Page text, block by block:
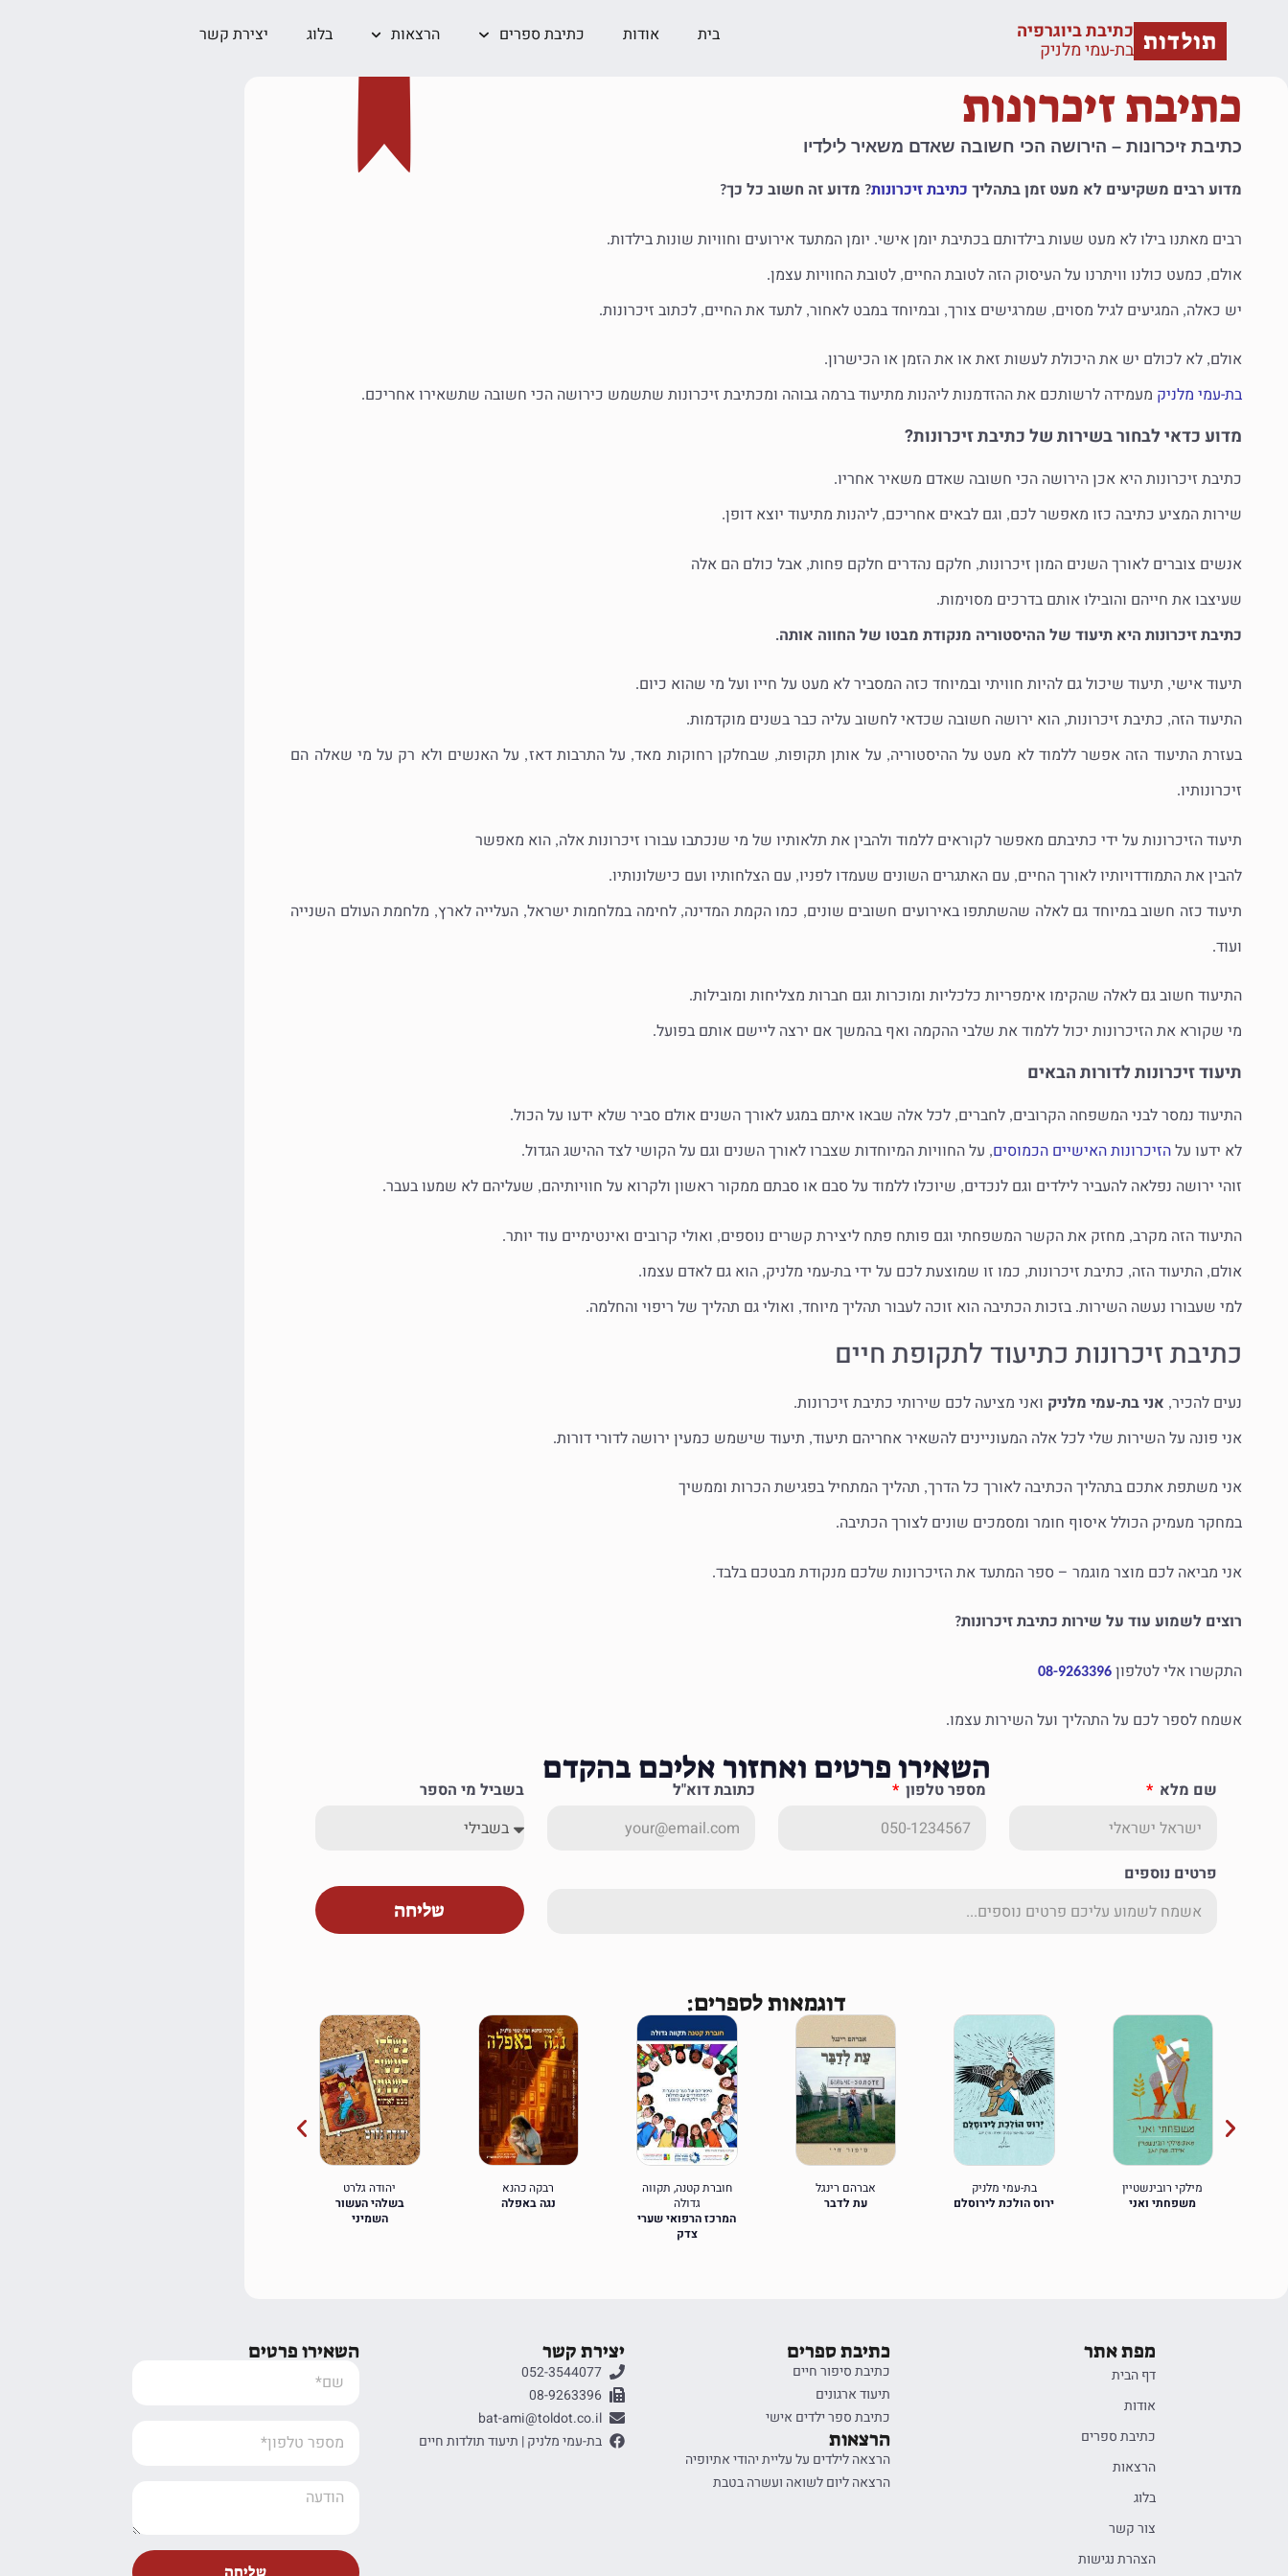
תולדות כתיבת ביוגרפיה
בת-עמי מלניק
בית אודות כתיבת ספרים הרצאות בלוג יצירת קשר
כתיבת זיכרונות
כתיבת זיכרונות – הירושה הכי חשובה שאדם משאיר לילדיו
מדוע רבים משקיעים לא מעט זמן בתהליך כתיבת זיכרונות? מדוע זה חשוב כל כך?
רבים מאתנו בילו לא מעט שעות בילדותם בכתיבת יומן אישי. יומן המתעד אירועים וחוויות שונות בילדות.
אולם, כמעט כולנו וויתרנו על העיסוק הזה לטובת החיים, לטובת החוויות עצמן.
יש כאלה, המגיעים לגיל מסוים, שמרגישים צורך, ובמיוחד במבט לאחור, לתעד את החיים, לכתוב זיכרונות.
אולם, לא לכולם יש את היכולת לעשות זאת או את הזמן או הכישרון.
בת-עמי מלניק מעמידה לרשותכם את ההזדמנות ליהנות מתיעוד ברמה גבוהה ומכתיבת זיכרונות שתשמש כירושה הכי חשובה שתשאירו אחריכם.
מדוע כדאי לבחור בשירות של כתיבת זיכרונות?
כתיבת זיכרונות היא אכן הירושה הכי חשובה שאדם משאיר אחריו.
שירות המציע כתיבה כזו מאפשר לכם, וגם לבאים אחריכם, ליהנות מתיעוד יוצא דופן.
אנשים צוברים לאורך השנים המון זיכרונות, חלקם נהדרים חלקם פחות, אבל כולם הם אלה
שעיצבו את חייהם והובילו אותם בדרכים מסוימות.
כתיבת זיכרונות היא תיעוד של ההיסטוריה מנקודת מבטו של החווה אותה.
תיעוד אישי, תיעוד שיכול גם להיות חוויתי ובמיוחד כזה המסביר לא מעט על חייו ועל מי שהוא כיום.
התיעוד הזה, כתיבת זיכרונות, הוא ירושה חשובה שכדאי לחשוב עליה כבר בשנים מוקדמות.
בעזרת התיעוד הזה אפשר ללמוד לא מעט על ההיסטוריה, על אותן תקופות, שבחלקן רחוקות מאד, על התרבות דאז, על האנשים ולא רק על מי שאלה הם
זיכרונותיו.
תיעוד הזיכרונות על ידי כתיבתם מאפשר לקוראים ללמוד ולהבין את תלאותיו של מי שנכתבו עבורו זיכרונות אלה, הוא מאפשר
להבין את התמודדויותיו לאורך החיים, עם האתגרים השונים שעמדו לפניו, עם הצלחותיו ועם כישלונותיו.
תיעוד כזה חשוב במיוחד גם לאלה שהשתתפו באירועים חשובים שונים, כמו הקמת המדינה,לחימה במלחמות ישראל, העלייה לארץ, מלחמת העולם השנייה
ועוד.
התיעוד חשוב גם לאלה שהקימו אימפריות כלכליות ומוכרות וגם חברות מצליחות ומובילות.
מי שקורא את הזיכרונות יכול ללמוד את שלבי ההקמה ואף בהמשך אם ירצה ליישם אותם בפועל.
תיעוד זיכרונות לדורות הבאים
התיעוד נמסר לבני המשפחה הקרובים, לחברים, לכל אלה שבאו איתם במגע לאורך השנים אולם סביר שלא ידעו על הכול.
לא ידעו עלהזיכרונות האישיים הכמוסים, על החוויות המיוחדות שצברו לאורך השנים וגם על הקושי לצד ההישג הגדול.
זוהי ירושה נפלאה להעביר לילדים וגם לנכדים, שיוכלו ללמוד על סבם או סבתם ממקור ראשון ולקרוא על חוויותיהם, שעליהם לא שמעו בעבר.
התיעוד הזה מקרב, מחזק את הקשר המשפחתי וגם פותח פתח ליצירת קשרים נוספים, ואולי קרובים ואינטימיים עוד יותר.
אולם, התיעוד הזה, כתיבת זיכרונות, כמו זו שמוצעת לכם על ידי בת-עמי מלניק, הוא גם לאדם עצמו.
למי שעבורו נעשה השירות. בזכות הכתיבה הוא זוכה לעבור תהליך מיוחד, ואולי גם תהליך של ריפוי והחלמה.
כתיבת זיכרונות כתיעוד לתקופת חיים
נעים להכיר, אני בת-עמי מלניק ואני מציעה לכם שירותי כתיבת זיכרונות.
אני פונה על השירות שלי לכל אלה המעוניינים להשאיר אחריהם תיעוד, תיעוד שישמש כמעין ירושה לדורי דורות.
אני משתפת אתכם בתהליך הכתיבה לאורך כל הדרך, תהליך המתחיל בפגישת הכרות וממשיך
במחקר מעמיק הכולל איסוף חומר ומסמכים שונים לצורך הכתיבה.
אני מביאה לכם מוצר מוגמר – ספר המתעד את הזיכרונות שלכם מנקודת מבטכם בלבד.
רוצים לשמוע עוד על שירות כתיבת זיכרונות?
התקשרו אלי לטלפון 08-9263396
אשמח לספר לכם על התהליך ועל השירות עצמו.
השאירו פרטים ואחזור אליכם בהקדם
שם מלא מספר טלפון כתובת דוא"ל בשביל מי הספר
פרטים נוספים
שליחה
דוגמאות לספרים:
מילקי רובינשטיין
משפחתי ואני
בת-עמי מלניק
ירוס הולכת לירוסלם
אברהם רינגל
עת לדבר
חוברת קטנה, תקווה
גדולה
המרכז הרפואי שערי
צדק
רבקה כהנא
נגה באפלה
יהודה גלרט
בשלהי העשור
השמיני
מפת אתר
דף הבית
אודות
כתיבת ספרים
הרצאות
בלוג
צור קשר
הצהרת נגישות
כתיבת ספרים
כתיבת סיפור חיים
תיעוד ארגונים
כתיבת ספר ילדים אישי
הרצאות
הרצאה לילדים על עליית יהודי אתיופיה
הרצאה ליום לשואה ועשרה בטבת
יצירת קשר
052-3544077
08-9263396
bat-ami@toldot.co.il
בת-עמי מלניק | תיעוד תולדות חיים
השאירו פרטים
שליחה